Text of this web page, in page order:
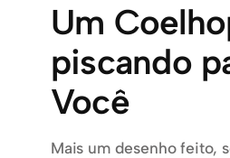
Um
piscando
Você
Mais um desenho feito,